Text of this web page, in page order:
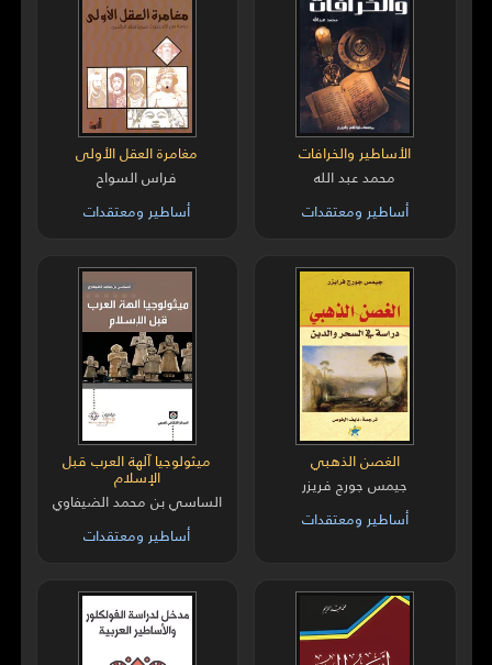
الأساطير والخرافات
محمد عبد الله
أساطير ومعتقدات
مغامرة العقل الأولى
فراس السواح
أساطير ومعتقدات
الغصن الذهبي
جيمس جورج فريزر
أساطير ومعتقدات
ميثولوجيا آلهة العرب قبل
الإسلام
الساسي بن محمد الضيفاوي
أساطير ومعتقدات